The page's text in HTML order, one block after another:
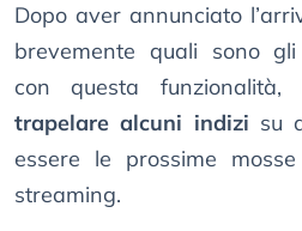
Dopo aver annunciato
brevemente quali sono gli
con questa funzionalità,
trapelare alcuni indizi su
essere le prossime
streaming.